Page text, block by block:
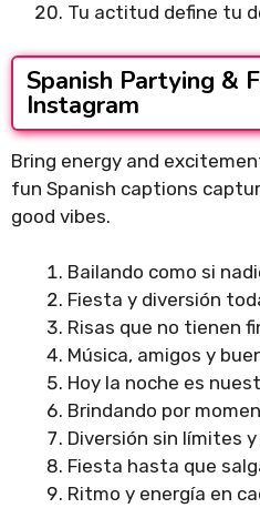
Tu actitud define tu
Spanish Partying &
Instagram
Bring energy and
fun Spanish captions
good vibes.
Bailando como si
Fiesta y diversión
Risas que no tienen
Música, amigos y
Hoy la noche es
Brindando por
Diversión sin límites
Fiesta hasta que
Ritmo y energía en